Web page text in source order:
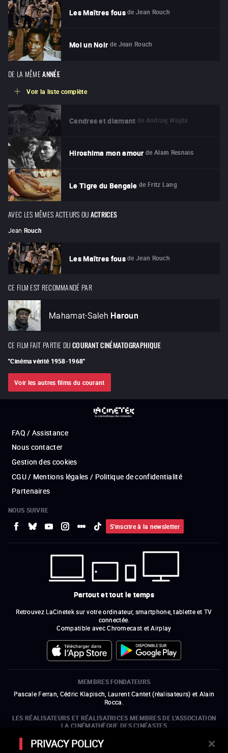
Les Maîtres fous de Jean Rouch
Moi un Noir de Jean Rouch
DE LA MÊME ANNÉE
Voir la liste complète
Cendres et diamant de Andrzej Wajda
Hiroshima mon amour de Alain Resnais
Le Tigre du Bengale de Fritz Lang
AVEC LES MÊMES ACTEURS OUACTRICES
Jean Rouch
Les Maîtres fous de Jean Rouch
CE FILM EST RECOMMANDÉ PAR
Mahamat-Saleh Haroun
CE FILM FAIT PARTIE DUCOURANT CINÉMATOGRAPHIQUE
"Cinéma vérité 1958-1968"
Voir les autres films du courant
FAQ / Assistance
Nous contacter
Gestion des cookies
CGU / Mentions légales / Politique de confidentialité
Partenaires
NOUS SUIVRE
S'inscrire à la newsletter
Partout et tout le temps
Retrouvez LaCinetek sur votre ordinateur, smartphone, tablette et TV
connectée.
Compatible avec Chromecast et Airplay
MEMBRES FONDATEURS
Pascale Ferran, Cédric Klapisch, Laurent Cantet (réalisateurs) et Alain
Rocca.
LES RÉALISATEURS ET RÉALISATRICES MEMBRES DE L'ASSOCIATION
LA CINÉMATHÈQUE DES CINÉASTES
Olivier Assayas, Bertrand Bonello, Michel Hazanavicius (représentant de
l'ARP), Rebecca Zlotowski et Mikael Buch (représentant de la SRF)
PRIVACY POLICY